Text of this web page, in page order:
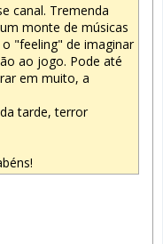
canal. Tremenda
monte de músicas
"feeling" de imaginar
ao jogo. Pode até
em muito, a
tarde, terror